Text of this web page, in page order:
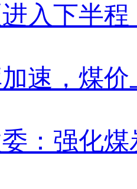
入下半
速，煤
：强化